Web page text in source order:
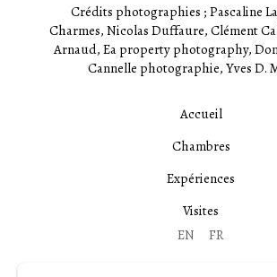
Crédits photographies ; Pascaline
Charmes, Nicolas Duffaure, Clément
Arnaud, Ea property photography,
Cannelle photographie, Yves D.
Accueil
Chambres
Expériences
Visites
EN
FR